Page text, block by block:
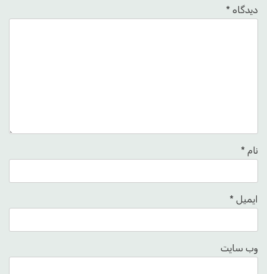
دیدگاه *
نام *
ایمیل *
وب‌ سایت